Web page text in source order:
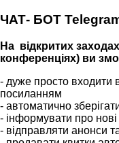
ЧАТ- БОТ
На відкритих
конференціях) ви
- дуже просто входити
посиланням
- автоматично
- інформувати про
- відправляти анонси